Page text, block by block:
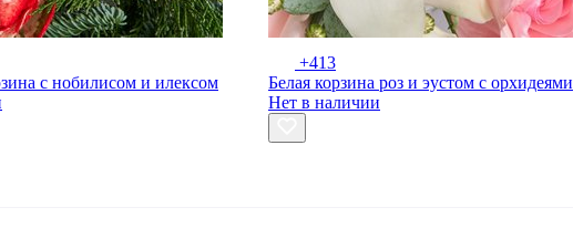
с нобилисом и илексом
+413
Белая корзина роз и эустом с орхидеями
Нет в наличии